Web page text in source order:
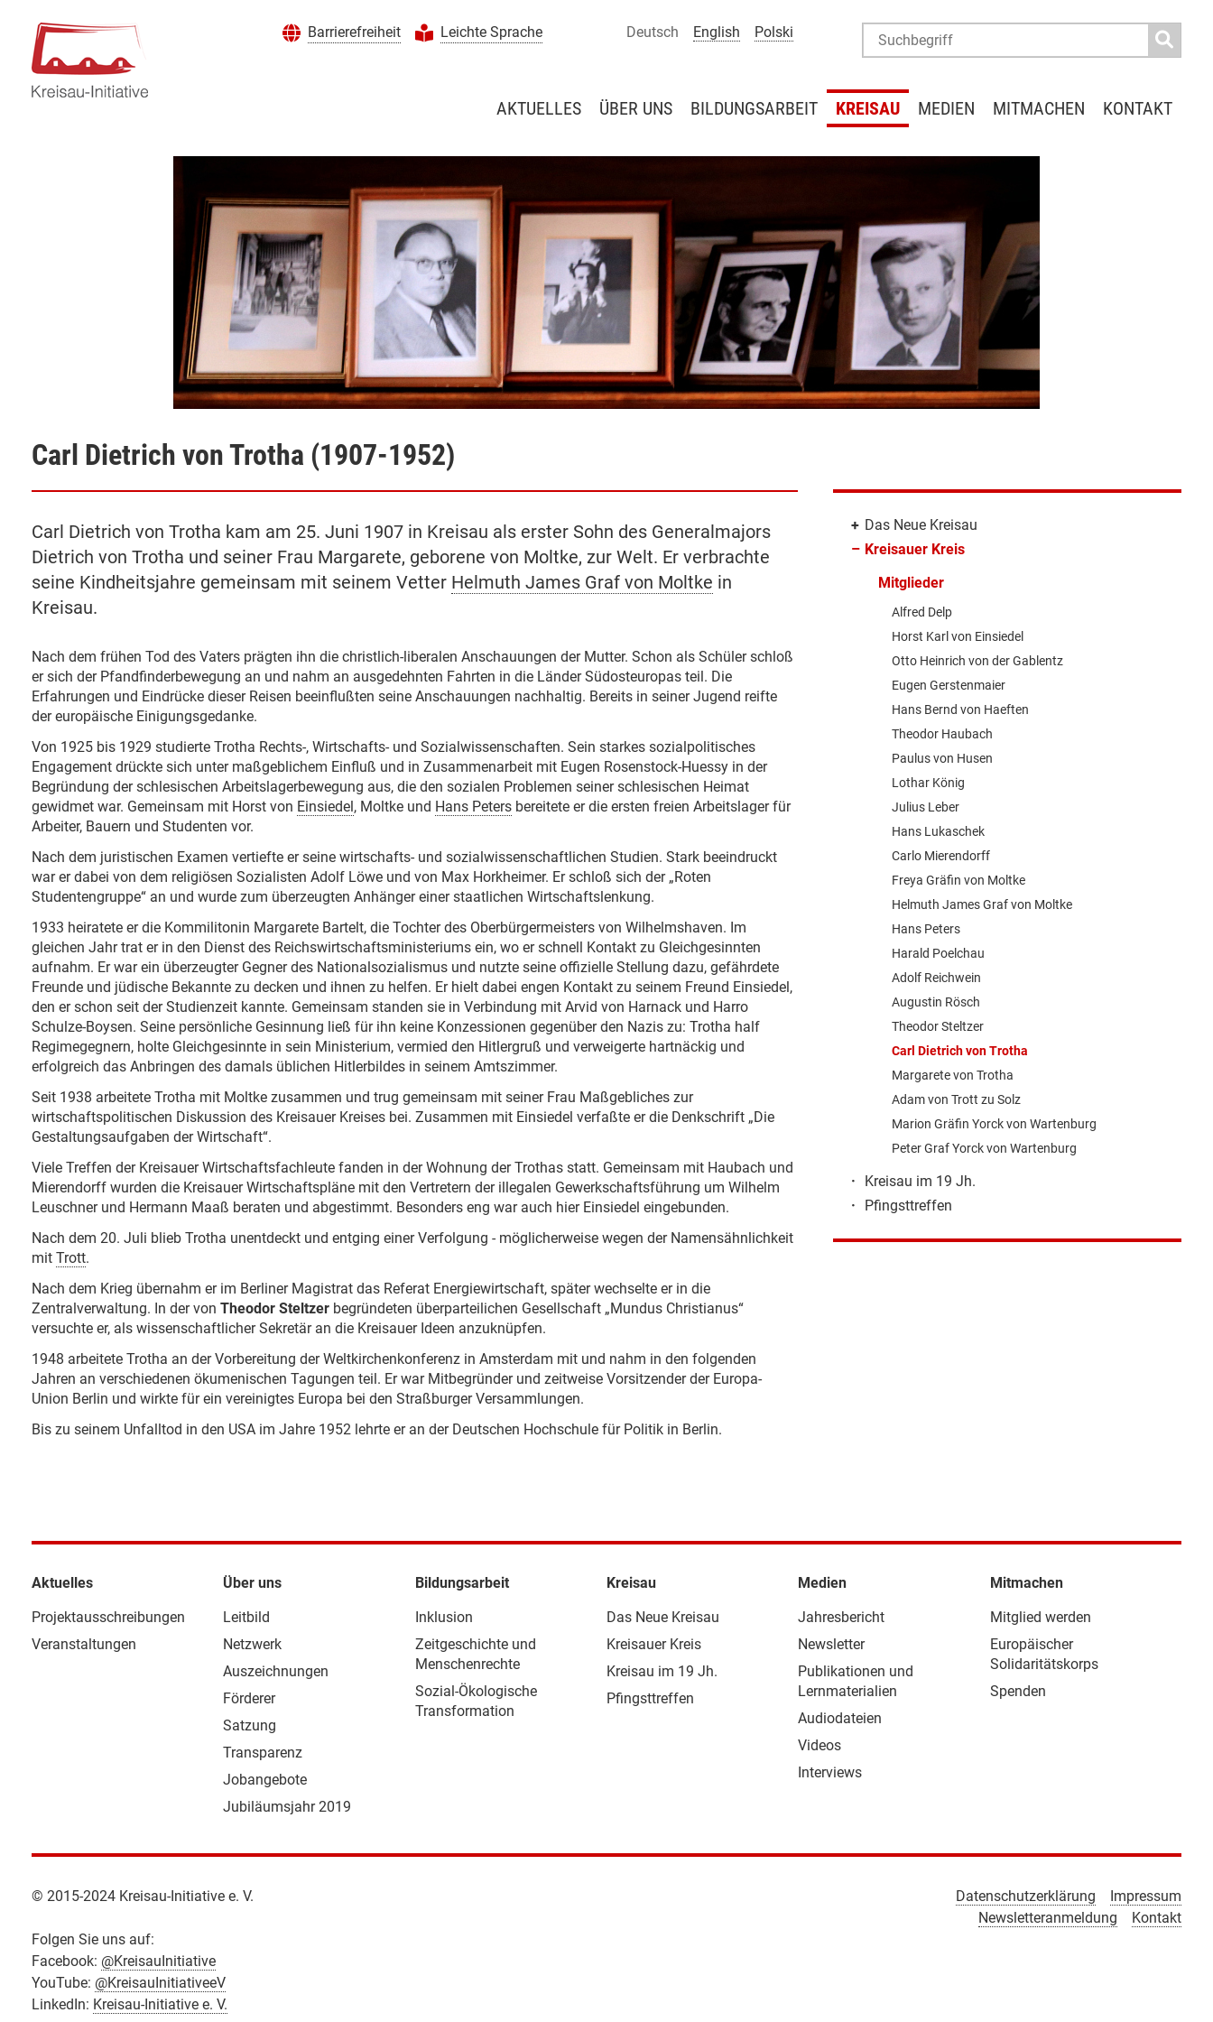
Barrierefreiheit Leichte Sprache Deutsch English Polski
AKTUELLES ÜBER UNS BILDUNGSARBEIT KREISAU MEDIEN MITMACHEN KONTAKT
Carl Dietrich von Trotha (1907-1952)
Carl Dietrich von Trotha kam am 25. Juni 1907 in Kreisau als erster Sohn des Generalmajors
Dietrich von Trotha und seiner Frau Margarete, geborene von Moltke, zur Welt. Er verbrachte
seine Kindheitsjahre gemeinsam mit seinem Vetter Helmuth James Graf von Moltke in
Kreisau.
Nach dem frühen Tod des Vaters prägten ihn die christlich-liberalen Anschauungen der Mutter. Schon als Schüler schloß
er sich der Pfandfinderbewegung an und nahm an ausgedehnten Fahrten in die Länder Südosteuropas teil. Die
Erfahrungen und Eindrücke dieser Reisen beeinflußten seine Anschauungen nachhaltig. Bereits in seiner Jugend reifte
der europäische Einigungsgedanke.
Von 1925 bis 1929 studierte Trotha Rechts-, Wirtschafts- und Sozialwissenschaften. Sein starkes sozialpolitisches
Engagement drückte sich unter maßgeblichem Einfluß und in Zusammenarbeit mit Eugen Rosenstock-Huessy in der
Begründung der schlesischen Arbeitslagerbewegung aus, die den sozialen Problemen seiner schlesischen Heimat
gewidmet war. Gemeinsam mit Horst von Einsiedel, Moltke und Hans Peters bereitete er die ersten freien Arbeitslager für
Arbeiter, Bauern und Studenten vor.
Nach dem juristischen Examen vertiefte er seine wirtschafts- und sozialwissenschaftlichen Studien. Stark beeindruckt
war er dabei von dem religiösen Sozialisten Adolf Löwe und von Max Horkheimer. Er schloß sich der „Roten
Studentengruppe“ an und wurde zum überzeugten Anhänger einer staatlichen Wirtschaftslenkung.
1933 heiratete er die Kommilitonin Margarete Bartelt, die Tochter des Oberbürgermeisters von Wilhelmshaven. Im
gleichen Jahr trat er in den Dienst des Reichswirtschaftsministeriums ein, wo er schnell Kontakt zu Gleichgesinnten
aufnahm. Er war ein überzeugter Gegner des Nationalsozialismus und nutzte seine offizielle Stellung dazu, gefährdete
Freunde und jüdische Bekannte zu decken und ihnen zu helfen. Er hielt dabei engen Kontakt zu seinem Freund Einsiedel,
den er schon seit der Studienzeit kannte. Gemeinsam standen sie in Verbindung mit Arvid von Harnack und Harro
Schulze-Boysen. Seine persönliche Gesinnung ließ für ihn keine Konzessionen gegenüber den Nazis zu: Trotha half
Regimegegnern, holte Gleichgesinnte in sein Ministerium, vermied den Hitlergruß und verweigerte hartnäckig und
erfolgreich das Anbringen des damals üblichen Hitlerbildes in seinem Amtszimmer.
Seit 1938 arbeitete Trotha mit Moltke zusammen und trug gemeinsam mit seiner Frau Maßgebliches zur
wirtschaftspolitischen Diskussion des Kreisauer Kreises bei. Zusammen mit Einsiedel verfaßte er die Denkschrift „Die
Gestaltungsaufgaben der Wirtschaft“.
Viele Treffen der Kreisauer Wirtschaftsfachleute fanden in der Wohnung der Trothas statt. Gemeinsam mit Haubach und
Mierendorff wurden die Kreisauer Wirtschaftspläne mit den Vertretern der illegalen Gewerkschaftsführung um Wilhelm
Leuschner und Hermann Maaß beraten und abgestimmt. Besonders eng war auch hier Einsiedel eingebunden.
Nach dem 20. Juli blieb Trotha unentdeckt und entging einer Verfolgung - möglicherweise wegen der Namensähnlichkeit
mit Trott.
Nach dem Krieg übernahm er im Berliner Magistrat das Referat Energiewirtschaft, später wechselte er in die
Zentralverwaltung. In der von Theodor Steltzer begründeten überparteilichen Gesellschaft „Mundus Christianus“
versuchte er, als wissenschaftlicher Sekretär an die Kreisauer Ideen anzuknüpfen.
1948 arbeitete Trotha an der Vorbereitung der Weltkirchenkonferenz in Amsterdam mit und nahm in den folgenden
Jahren an verschiedenen ökumenischen Tagungen teil. Er war Mitbegründer und zeitweise Vorsitzender der Europa-
Union Berlin und wirkte für ein vereinigtes Europa bei den Straßburger Versammlungen.
Bis zu seinem Unfalltod in den USA im Jahre 1952 lehrte er an der Deutschen Hochschule für Politik in Berlin.
+ Das Neue Kreisau
– Kreisauer Kreis
Mitglieder
Alfred Delp
Horst Karl von Einsiedel
Otto Heinrich von der Gablentz
Eugen Gerstenmaier
Hans Bernd von Haeften
Theodor Haubach
Paulus von Husen
Lothar König
Julius Leber
Hans Lukaschek
Carlo Mierendorff
Freya Gräfin von Moltke
Helmuth James Graf von Moltke
Hans Peters
Harald Poelchau
Adolf Reichwein
Augustin Rösch
Theodor Steltzer
Carl Dietrich von Trotha
Margarete von Trotha
Adam von Trott zu Solz
Marion Gräfin Yorck von Wartenburg
Peter Graf Yorck von Wartenburg
·
Kreisau im 19 Jh.
·
Pfingsttreffen
Aktuelles
Projektausschreibungen
Veranstaltungen
Über uns
Leitbild
Netzwerk
Auszeichnungen
Förderer
Satzung
Transparenz
Jobangebote
Jubiläumsjahr 2019
Bildungsarbeit
Inklusion
Zeitgeschichte und
Menschenrechte
Sozial-Ökologische
Transformation
Kreisau
Das Neue Kreisau
Kreisauer Kreis
Kreisau im 19 Jh.
Pfingsttreffen
Medien
Jahresbericht
Newsletter
Publikationen und
Lernmaterialien
Audiodateien
Videos
Interviews
Mitmachen
Mitglied werden
Europäischer
Solidaritätskorps
Spenden
© 2015-2024 Kreisau-Initiative e. V.
Folgen Sie uns auf:
Facebook: @KreisauInitiative
YouTube: @KreisauInitiativeeV
LinkedIn: Kreisau-Initiative e. V.
Datenschutzerklärung
Impressum
Newsletteranmeldung
Kontakt